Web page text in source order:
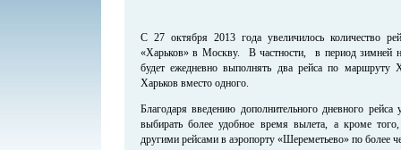
C 27 октября 2013 года увеличилось количество
«Харьков» в Москву. В частности, в период зимней
будет ежедневно выполнять два рейса по
Харьков вместо одного.
Благодаря введению дополнительного дневного
выбирать более удобное время вылета, а кроме
другими рейсами в аэропорту «Шереметьево» по более